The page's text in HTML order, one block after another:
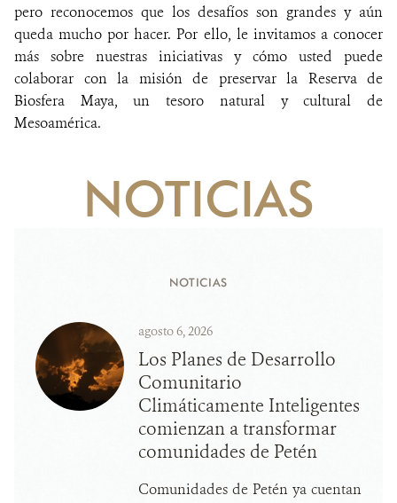
pero reconocemos que los desafíos son grandes y aún
queda mucho por hacer. Por ello, le invitamos a conocer
más sobre nuestras iniciativas y cómo usted puede
colaborar con la misión de preservar la Reserva de
Biosfera Maya, un tesoro natural y cultural de
Mesoamérica.
NOTICIAS
NOTICIAS
agosto 6, 2026
Los Planes de Desarrollo
Comunitario
Climáticamente Inteligentes
comienzan a transformar
comunidades de Petén
Comunidades de Petén ya cuentan